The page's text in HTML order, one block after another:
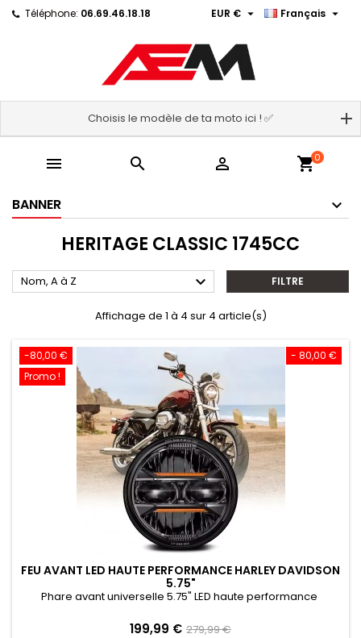
Téléphone: 06.69.46.18.18 Français 
EUR € 
Choisis le modèle de ta moto ici ! ✅
   shopping_cart0
BANNER
HERITAGE CLASSIC 1745CC
Nom, A à Z  FILTRE
Affichage de 1 à 4 sur 4 article(s)
- 80,00 €
-80,00 €
Promo !
FEU AVANT LED HAUTE PERFORMANCE HARLEY DAVIDSON
5.75"
Phare avant universelle 5.75" LED haute performance
Prix
199,99 € Prix
279,99 €